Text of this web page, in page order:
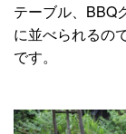
テーブル、BBQ
に並べられるの
です。